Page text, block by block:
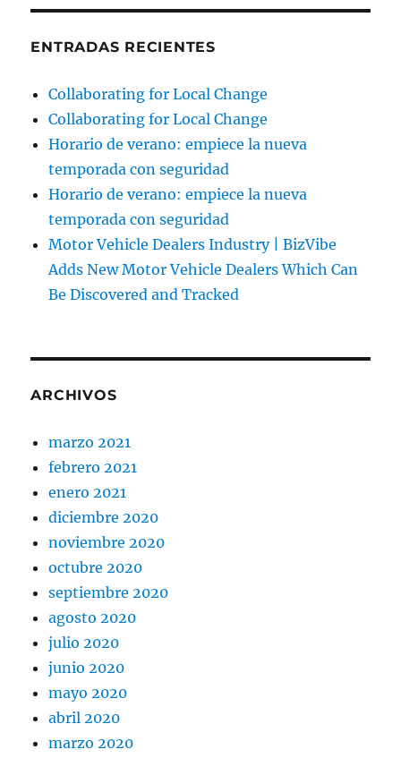
ENTRADAS RECIENTES
Collaborating for Local Change
Collaborating for Local Change
Horario de verano: empiece la nueva
temporada con seguridad
Horario de verano: empiece la nueva
temporada con seguridad
Motor Vehicle Dealers Industry | BizVibe
Adds New Motor Vehicle Dealers Which Can
Be Discovered and Tracked
ARCHIVOS
marzo 2021
febrero 2021
enero 2021
diciembre 2020
noviembre 2020
octubre 2020
septiembre 2020
agosto 2020
julio 2020
junio 2020
mayo 2020
abril 2020
marzo 2020